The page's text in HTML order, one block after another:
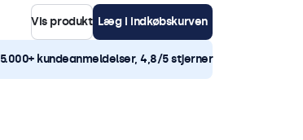
Vis produkt Læg i indkøbskurven
5.000+ kundeanmeldelser, 4,8/5 stjerner